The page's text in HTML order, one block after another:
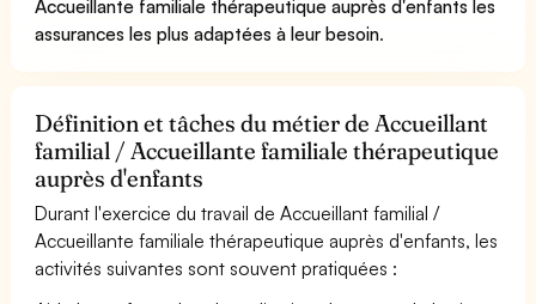
Accueillante familiale thérapeutique auprès d'enfants les
assurances les plus adaptées à leur besoin.
Définition et tâches du métier de Accueillant
familial / Accueillante familiale thérapeutique
auprès d'enfants
Durant l'exercice du travail de Accueillant familial /
Accueillante familiale thérapeutique auprès d'enfants, les
activités suivantes sont souvent pratiquées :